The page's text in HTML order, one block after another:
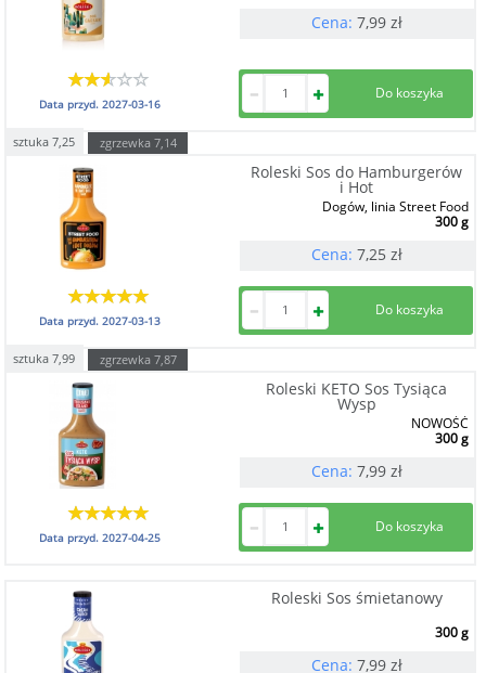
Cena: 7,99 zł
Data przyd.2027-03-16
sztuka 7,25 zgrzewka 7,14
Roleski Sos do Hamburgerów
i Hot
Dogów, linia Street Food
300 g
Cena: 7,25 zł
Data przyd.2027-03-13
sztuka 7,99 zgrzewka 7,87
Roleski KETO Sos Tysiąca
Wysp
NOWOŚĆ
300 g
Cena: 7,99 zł
Data przyd.2027-04-25
Roleski Sos śmietanowy
300 g
Cena: 7,99 zł